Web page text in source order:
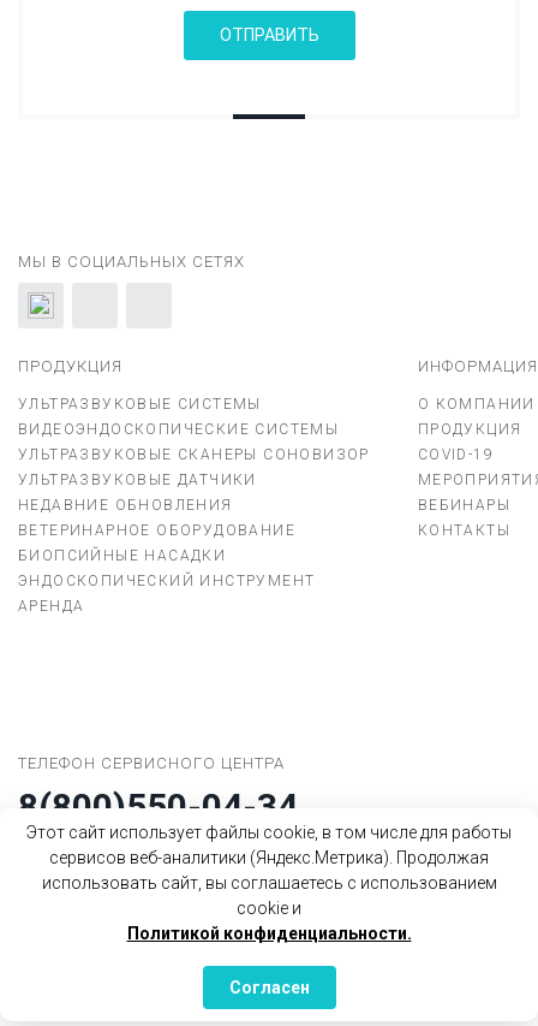
ОТПРАВИТЬ
Этот сайт использует файлы cookie, в том числе для работы
сервисов веб-аналитики (Яндекс.Метрика). Продолжая
использовать сайт, вы соглашаетесь с использованием
cookie и
Политикой конфиденциальности.
Согласен
МЫ В СОЦИАЛЬНЫХ СЕТЯХ
ПРОДУКЦИЯ
УЛЬТРАЗВУКОВЫЕ СИСТЕМЫ
ВИДЕОЭНДОСКОПИЧЕСКИЕ СИСТЕМЫ
УЛЬТРАЗВУКОВЫЕ СКАНЕРЫ СОНОВИЗОР
УЛЬТРАЗВУКОВЫЕ ДАТЧИКИ
НЕДАВНИЕ ОБНОВЛЕНИЯ
ВЕТЕРИНАРНОЕ ОБОРУДОВАНИЕ
БИОПСИЙНЫЕ НАСАДКИ
ЭНДОСКОПИЧЕСКИЙ ИНСТРУМЕНТ
АРЕНДА
ИНФОРМАЦИЯ
О КОМПАНИИ
ПРОДУКЦИЯ
COVID-19
ВЕБИНАРЫ
КОНТАКТЫ
ТЕЛЕФОН СЕРВИСНОГО ЦЕНТРА
8(800)550-04-34
COPYRIGHT © 2004 - 2026 ООО "SONOSCAPE"
ПОЛИТИКА КОНФИДЕНЦИАЛЬНОСТИ